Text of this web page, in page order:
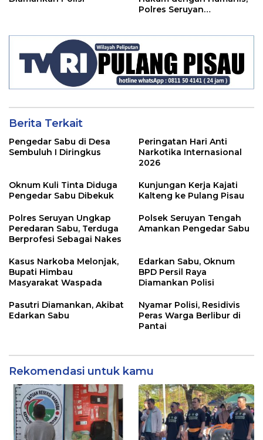
Polres Seruyan
Massa
Berita Terkait
Pengedar Sabu di Desa
Sembuluh I Diringkus
Peringatan Hari Anti
Narkotika Internasional
2026
Oknum Kuli Tinta Diduga
Pengedar Sabu Dibekuk
Kunjungan Kerja Kajati
Kalteng ke Pulang Pisau
Polres Seruyan Ungkap
Peredaran Sabu, Terduga
Berprofesi Sebagai Nakes
Polsek Seruyan Tengah
Amankan Pengedar Sabu
Kasus Narkoba Melonjak,
Bupati Himbau
Masyarakat Waspada
Edarkan Sabu, Oknum
BPD Persil Raya
Diamankan Polisi
Pasutri Diamankan, Akibat
Edarkan Sabu
Nyamar Polisi, Residivis
Peras Warga Berlibur di
Pantai
Rekomendasi untuk kamu